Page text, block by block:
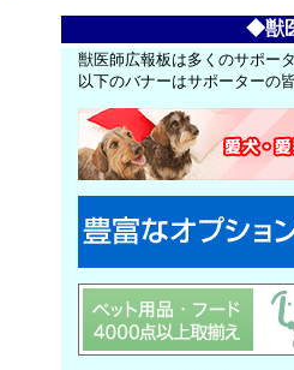
◆獣
獣医師広報板は多くのサポー
以下のバナーはサポーターの